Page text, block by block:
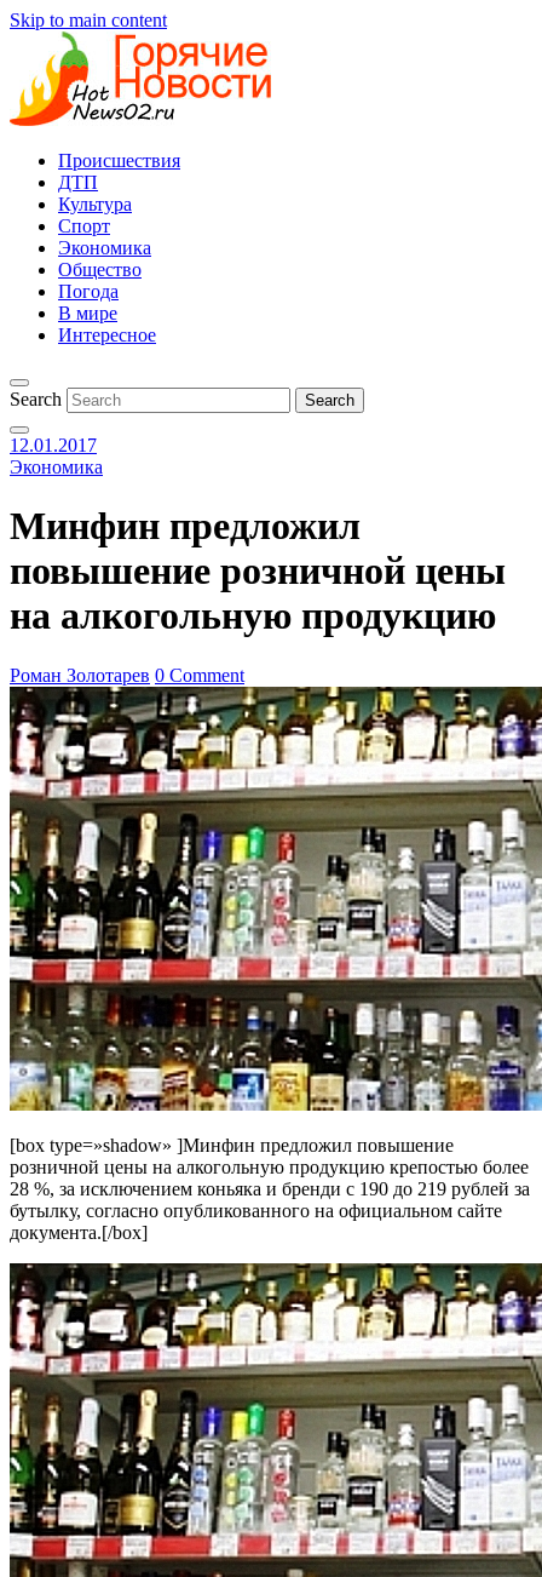
Skip to main content
Происшествия
ДТП
Культура
Спорт
Экономика
Общество
Погода
В мире
Интересное
Search
12.01.2017
Экономика
Минфин предложил
повышение розничной цены
на алкогольную продукцию
Роман Золотарев 0 Comment
[box type=»shadow» ]Минфин предложил повышение
розничной цены на алкогольную продукцию крепостью более
28 %, за исключением коньяка и бренди с 190 до 219 рублей за
бутылку, согласно опубликованного на официальном сайте
документа.[/box]